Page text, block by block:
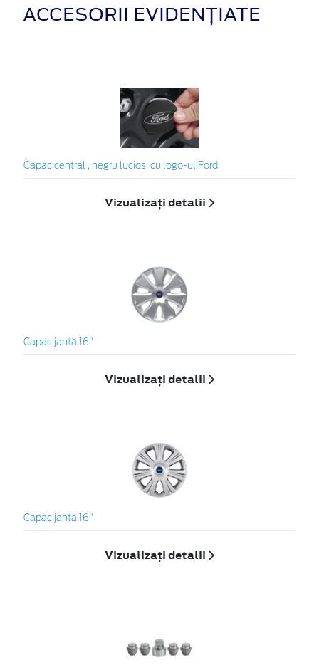
ACCESORII EVIDENȚIATE
Capac central , negru lucios, cu logo-ul Ford
Vizualizați detalii
Capac jantă 16"
Vizualizați detalii
Capac jantă 16"
Vizualizați detalii